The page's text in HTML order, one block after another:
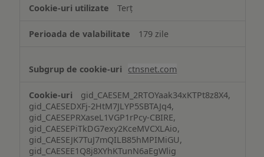
Terț
179 zile
ctnsnet.com
gid_CAESEM_2RTOYaak34xKTPt8z8X4,
gid_CAESEDXFj-2HtM7JLYP5SBTAJq4,
gid_CAESEPRXaseL1VGP1rPcy-CBIRE,
gid_CAESEPiTkDG7exy2KceMVCXLAio,
gid_CAESEJK7TuJ7mQILB85hMPIMiGU,
gid_CAESEE1Q8j8XYhKTunN6aEgWlig